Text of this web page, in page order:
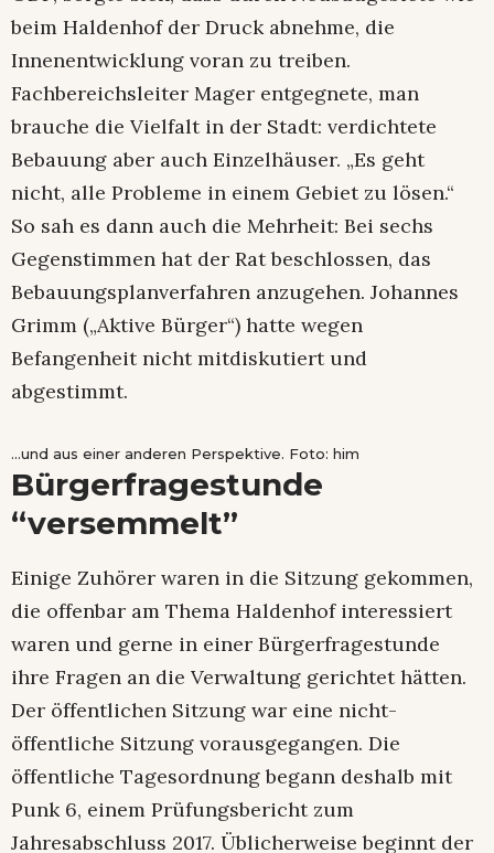
beim Haldenhof der Druck abnehme, die
Innenentwicklung voran zu treiben.
Fachbereichsleiter Mager entgegnete, man
brauche die Vielfalt in der Stadt: verdichtete
Bebauung aber auch Einzelhäuser. „Es geht
nicht, alle Probleme in einem Gebiet zu lösen.“
So sah es dann auch die Mehrheit: Bei sechs
Gegenstimmen hat der Rat beschlossen, das
Bebauungsplanverfahren anzugehen. Johannes
Grimm („Aktive Bürger“) hatte wegen
Befangenheit nicht mitdiskutiert und
abgestimmt.
…und aus einer anderen Perspektive. Foto: him
Bürgerfragestunde
“versemmelt”
Einige Zuhörer waren in die Sitzung gekommen,
die offenbar am Thema Haldenhof interessiert
waren und gerne in einer Bürgerfragestunde
ihre Fragen an die Verwaltung gerichtet hätten.
Der öffentlichen Sitzung war eine nicht-
öffentliche Sitzung vorausgegangen. Die
öffentliche Tagesordnung begann deshalb mit
Punk 6, einem Prüfungsbericht zum
Jahresabschluss 2017. Üblicherweise beginnt der